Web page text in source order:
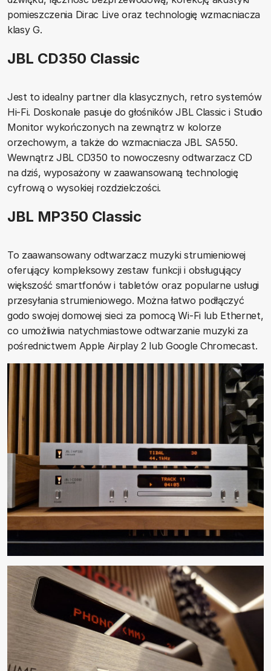
pomieszczenia Dirac Live oraz technologię wzmacniacza
klasy G.
JBL CD350 Classic
Jest to idealny partner dla klasycznych, retro systemów
Hi-Fi. Doskonale pasuje do głośników JBL Classic i Studio
Monitor wykończonych na zewnątrz w kolorze
orzechowym, a także do wzmacniacza JBL SA550.
Wewnątrz JBL CD350 to nowoczesny odtwarzacz CD
na dziś, wyposażony w zaawansowaną technologię
cyfrową o wysokiej rozdzielczości.
JBL MP350 Classic
To zaawansowany odtwarzacz muzyki strumieniowej
oferujący kompleksowy zestaw funkcji i obsługujący
większość smartfonów i tabletów oraz popularne usługi
przesyłania strumieniowego. Można łatwo podłączyć
godo swojej domowej sieci za pomocą Wi-Fi lub Ethernet,
co umożliwia natychmiastowe odtwarzanie muzyki za
pośrednictwem Apple Airplay 2 lub Google Chromecast.